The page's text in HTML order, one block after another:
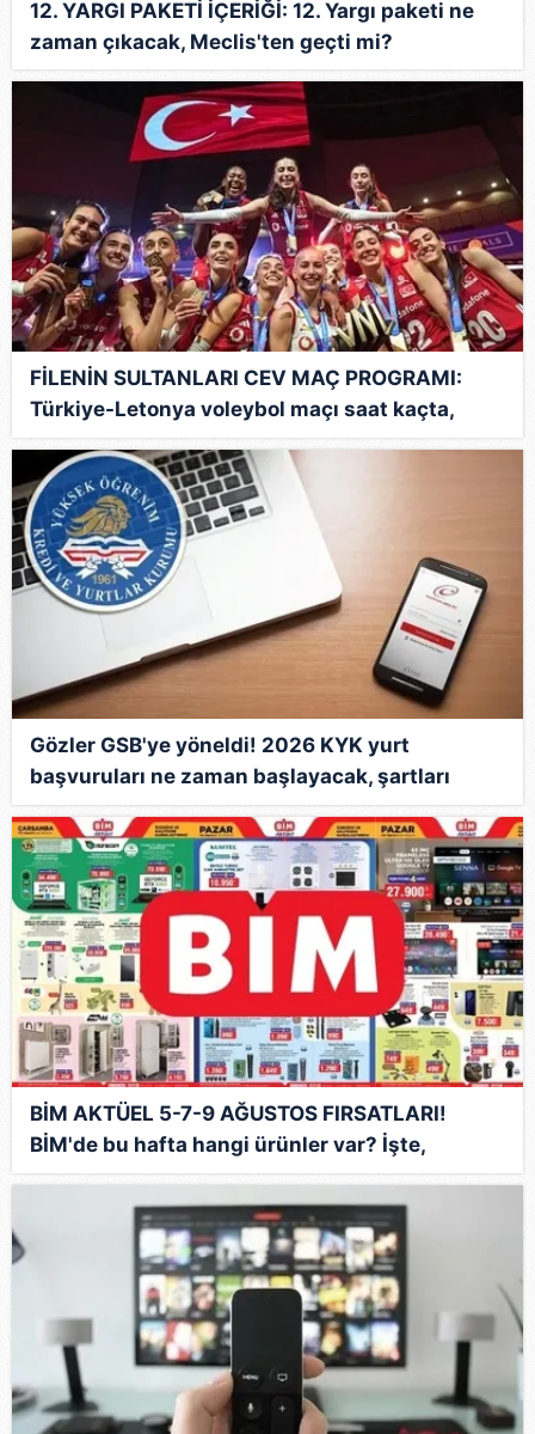
12. YARGI PAKETİ İÇERİĞİ: 12. Yargı paketi ne
zaman çıkacak, Meclis'ten geçti mi?
FİLENİN SULTANLARI CEV MAÇ PROGRAMI:
Türkiye-Letonya voleybol maçı saat kaçta,
hangi kanalda?
Gözler GSB'ye yöneldi! 2026 KYK yurt
başvuruları ne zaman başlayacak, şartları
neler?
BİM AKTÜEL 5-7-9 AĞUSTOS FIRSATLARI!
BİM'de bu hafta hangi ürünler var? İşte,
haftanın indirimleri